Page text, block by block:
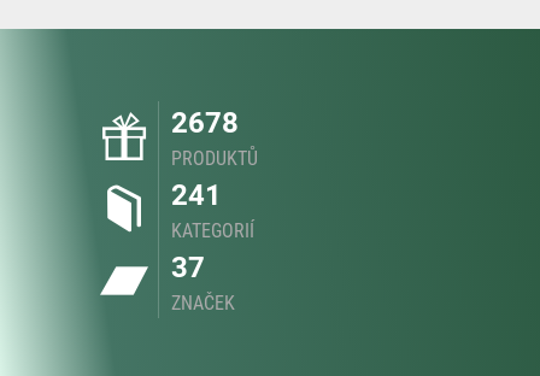
2678
PRODUKTŮ
241
KATEGORIÍ
37
ZNAČEK